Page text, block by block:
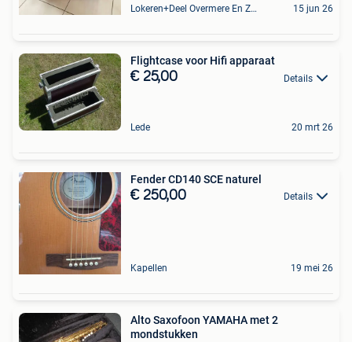
Lokeren+Deel Overmere En Zele 15 jun 26
Flightcase voor Hifi apparaat
€ 25,00 Details
Lede 20 mrt 26
Fender CD140 SCE naturel
€ 250,00 Details
Kapellen 19 mei 26
Alto Saxofoon YAMAHA met 2
mondstukken